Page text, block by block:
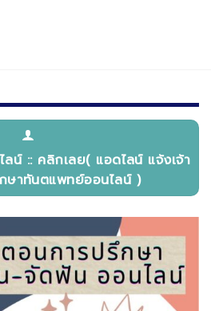
น์ :: คลิกเลย( แอดไลน์ แจ้งเจ้า
ษาทันตแพทย์ออนไลน์ )